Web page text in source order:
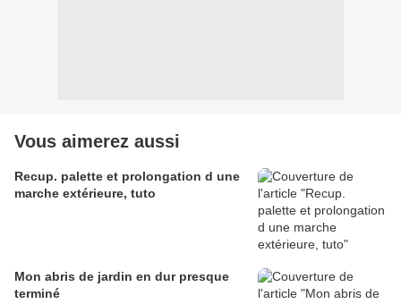
Vous aimerez aussi
Recup. palette et prolongation d une
marche extérieure, tuto
Mon abris de jardin en dur presque
terminé